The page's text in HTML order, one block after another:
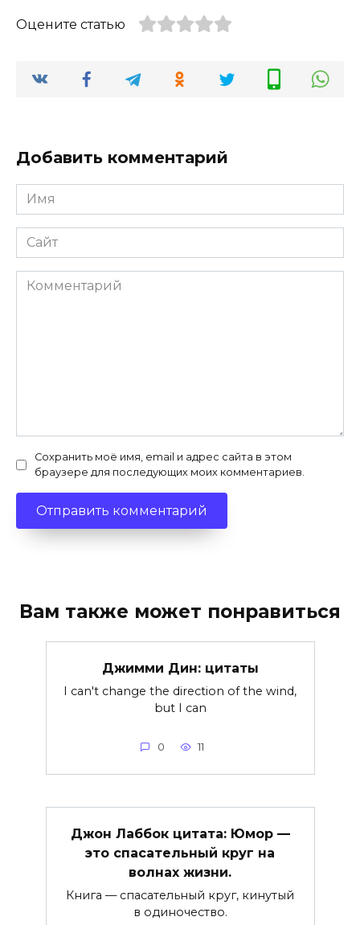
Оцените статью
Добавить комментарий
Имя
*
Сайт
Комментарий
Сохранить моё имя, email и адрес сайта в этом
браузере для последующих моих комментариев.
Вам также может понравиться
Джимми Дин: цитаты
I can't change the direction of the wind,
but I can
0 11
Джон Лаббок цитата: Юмор —
это спасательный круг на
волнах жизни.
Книга — спасательный круг, кинутый
в одиночество.